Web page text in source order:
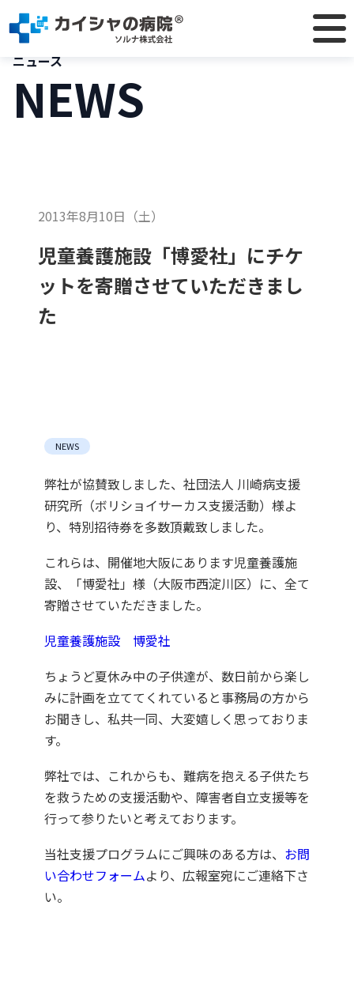
ニュース
NEWS
した
2013年8月10日（土）
児童養護施設「博愛社」にチケ
ットを寄贈させていただきまし
た
NEWS
弊社が協賛致しました、社団法人 川崎病支援
研究所（ボリショイサーカス支援活動）様よ
り、特別招待券を多数頂戴致しました。
これらは、開催地大阪にあります児童養護施
設、「博愛社」様（大阪市西淀川区）に、全て
寄贈させていただきました。
児童養護施設 博愛社
ちょうど夏休み中の子供達が、数日前から楽し
みに計画を立ててくれていると事務局の方から
お聞きし、私共一同、大変嬉しく思っておりま
す。
弊社では、これからも、難病を抱える子供たち
を救うための支援活動や、障害者自立支援等を
行って参りたいと考えております。
当社支援プログラムにご興味のある方は、 お問
い合わせフォームより、広報室宛にご連絡下さ
い。